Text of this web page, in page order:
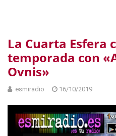
La Cuarta Esfera
temporada con
Ovnis»
esmiradio 16/10/2019